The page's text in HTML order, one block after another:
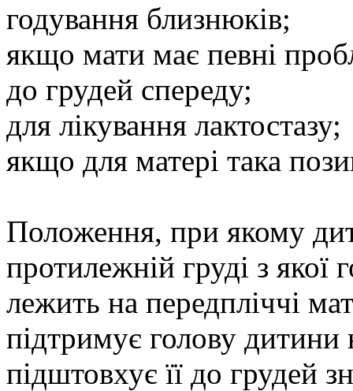
годування близнюків;
якщо мати має певні
до грудей спереду;
для лікування лактостазу;
якщо для матері така
Положення, при якому
протилежній груді з якої
лежить на передпліччі
підтримує голову дитини
підштовхує її до грудей